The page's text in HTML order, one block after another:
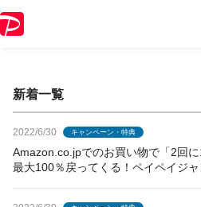
PayPayからのお知らせ
新着一覧
2022/6/30 キャンペーン・特典
Amazon.co.jpでのお買い物で「2回
最大100％戻ってくる！ペイペイジ